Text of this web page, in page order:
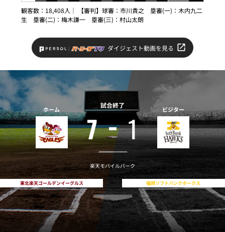
観客数：18,408人｜ 【審判】球審：市川貴之 塁審(一)：木内九二
生 塁審(二)：梅木謙一 塁審(三)：村山太朗
ダイジェスト動画を見る
ホーム
東北楽天ゴールデンイーグルス
試合終了
7 1
楽天モバイルパーク
ビジター
福岡ソフトバンクホークス